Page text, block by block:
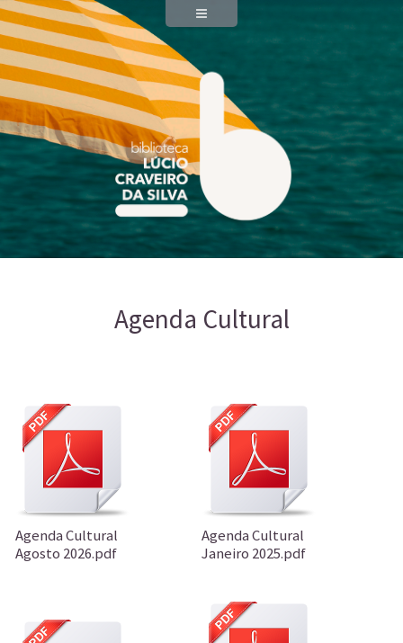
Agenda Cultural
Agenda Cultural
Agosto 2026.pdf
Agenda Cultural
Janeiro 2025.pdf